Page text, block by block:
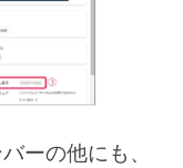
ーの他にも、